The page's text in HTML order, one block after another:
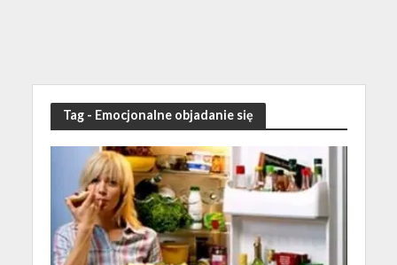
Tag - Emocjonalne objadanie się